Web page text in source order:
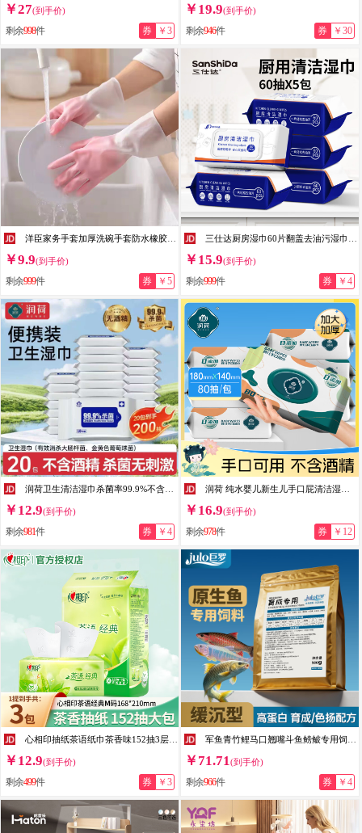
￥27(到手价)
剩余998件 券 ￥3
￥19.9(到手价)
剩余946件 券 ￥30
￥9.9(到手价)
剩余999件 券 ￥5
￥15.9(到手价)
剩余999件 券 ￥4
￥12.9(到手价)
剩余981件 券 ￥4
￥16.9(到手价)
剩余978件 券 ￥12
￥12.9(到手价)
剩余499件 券 ￥3
￥71.71(到手价)
剩余966件 券 ￥4